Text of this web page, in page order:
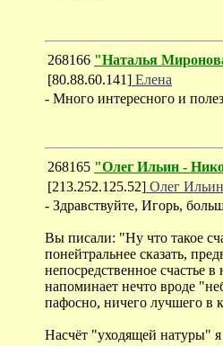
268166 "Наталья
[80.88.60.141] Елена
- Много интересного и
268165 "Олег Ильин -
[213.252.125.52] Олег Ильин
- Здравствуйте, Игорь,
Вы писали: "Ну что такое
понейтральнее сказать,
непосредственное счастье
напоминает нечто вроде
пафосно, ничего лучшего в
Насчёт "уходящей натуры" я